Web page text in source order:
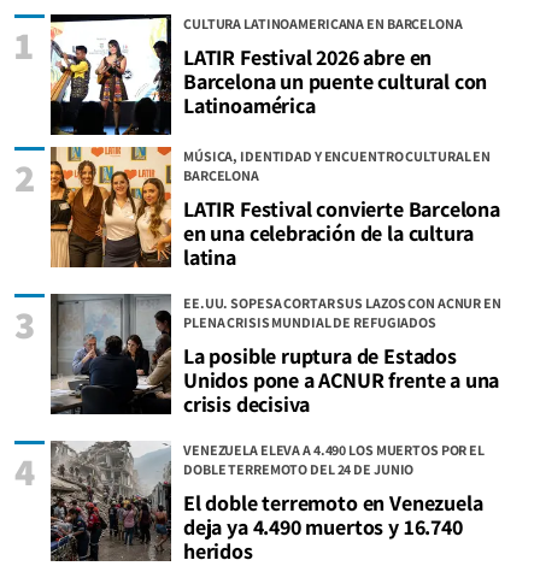
CULTURA LATINOAMERICANA EN BARCELONA
LATIR Festival 2026 abre en
Barcelona un puente cultural con
Latinoamérica
1
MÚSICA, IDENTIDAD Y ENCUENTRO CULTURAL EN
BARCELONA
LATIR Festival convierte Barcelona
en una celebración de la cultura
latina
2
EE.UU. SOPESA CORTAR SUS LAZOS CON ACNUR EN
PLENA CRISIS MUNDIAL DE REFUGIADOS
La posible ruptura de Estados
Unidos pone a ACNUR frente a una
crisis decisiva
3
VENEZUELA ELEVA A 4.490 LOS MUERTOS POR EL
DOBLE TERREMOTO DEL 24 DE JUNIO
El doble terremoto en Venezuela
deja ya 4.490 muertos y 16.740
heridos
4